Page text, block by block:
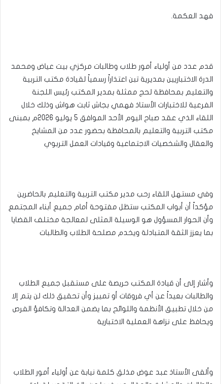
فهد العكمة.
قدم عدد من أولياء أمور طلاب وطالبات مركزي بيت عياض ومحمد
الدرة الاختباريين بمديرية تبن اعتذاراً رسمياً لقيادة مكتب التربية
والتعليم بمحافظة لحج ممثلة بمدير المكتب رئيس اللجنة
الفرعية للاختبارات الأستاذ فهمي بجاش ثابت هواش وذلك خلال
اللقاء الذي عقد صباح اليوم الأحد الموافق 5 يوليو 2026م بمبنى
مكتب التربية والتعليم بالمحافظة بحضور عدد من المشايخ
والعقال والشخصيات الاجتماعية وقيادات العمل التربوي
وفي مستهل اللقاء رحب مدير مكتب التربية والتعليم بالحاضرين
مؤكداً أن أبواب المكتب ستظل مفتوحة أمام جميع أبناء المجتمع
وأن الحوار المسؤول هو الوسيلة المثلى لمعالجة مختلف القضايا
بما يعزز الثقة المتبادلة ويخدم مصلحة الطلاب والطالبات
وأشار إلى أن قيادة المكتب حريصة على مستقبل جميع الطلاب
والطالبات بعيداً عن أي فروقات أو تمييز وأن تحقيق ذلك لن يتم إلا
من خلال تطبيق الأنظمة واللوائح بما يضمن العدالة وتكافؤ الفرص
ويحافظ على نزاهة العملية الاختبارية
وألقى الأستاذ عبد عوض مذلق كلمة نيابة عن أولياء أمور الطلاب